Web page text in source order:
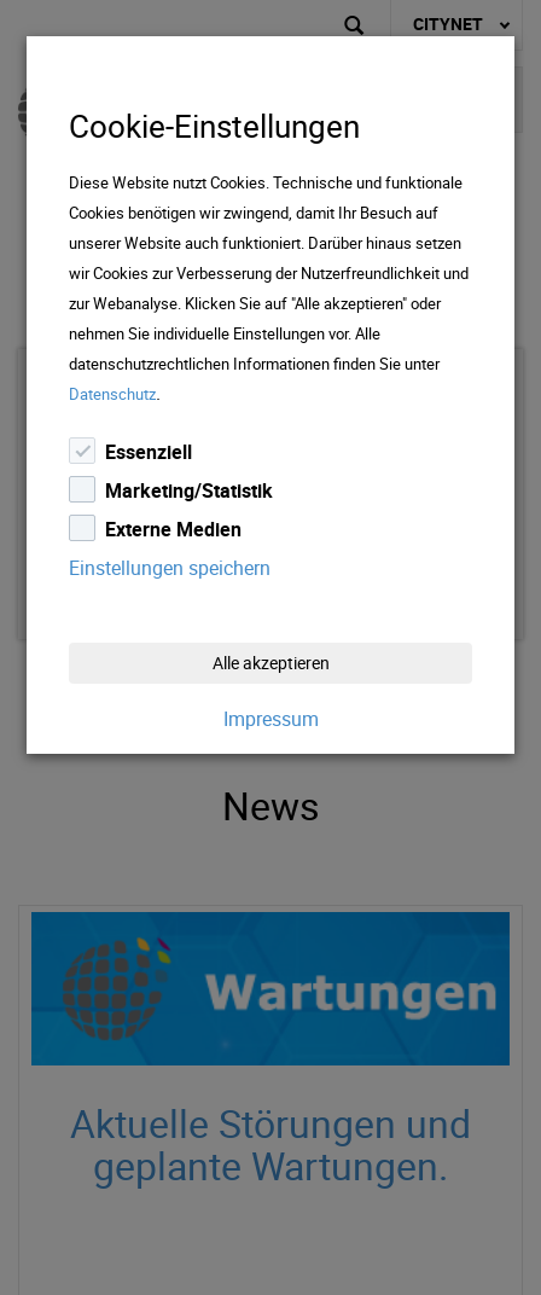
CITYNET
Dein direkter Draht zu uns.
Hotline / Störung
Hotline / Störung
0800 700 155
News
Aktuelle Störungen und
geplante Wartungen.
Cookie-Einstellungen
Diese Website nutzt Cookies. Technische und funktionale
Cookies benötigen wir zwingend, damit Ihr Besuch auf
unserer Website auch funktioniert. Darüber hinaus setzen
wir Cookies zur Verbesserung der Nutzerfreundlichkeit und
zur Webanalyse. Klicken Sie auf "Alle akzeptieren" oder
nehmen Sie individuelle Einstellungen vor. Alle
datenschutzrechtlichen Informationen finden Sie unter
Datenschutz.
Essenziell
Marketing/Statistik
Externe Medien
Einstellungen speichern
Alle akzeptieren
Impressum